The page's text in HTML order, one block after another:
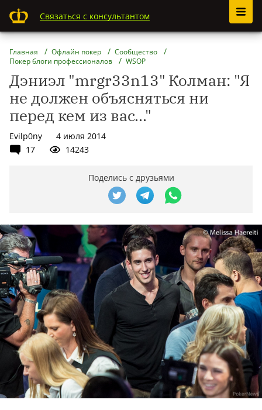
Связаться с консультантом
Главная Офлайн покер
Сообщество
Покер блоги профессионалов
WSOP
Дэниэл "mrgr33n13" Колман: "Я
не должен объясняться ни
перед кем из вас..."
Evilp0ny
4 июля 2014
17
14243
Поделись с друзьями